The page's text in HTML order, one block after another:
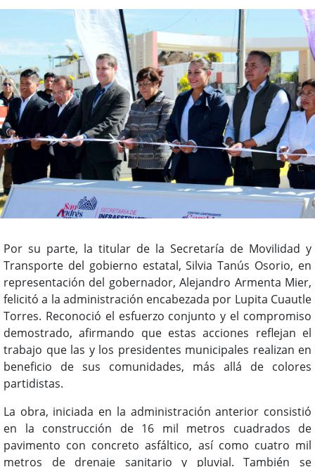
Por su parte, la titular de la Secretaría de Movilidad y
Transporte del gobierno estatal, Silvia Tanús Osorio, en
representación del gobernador, Alejandro Armenta Mier,
felicitó a la administración encabezada por Lupita Cuautle
Torres. Reconoció el esfuerzo conjunto y el compromiso
demostrado, afirmando que estas acciones reflejan el
trabajo que las y los presidentes municipales realizan en
beneficio de sus comunidades, más allá de colores
partidistas.
La obra, iniciada en la administración anterior consistió
en la construcción de 16 mil metros cuadrados de
pavimento con concreto asfáltico, así como cuatro mil
metros de drenaje sanitario y pluvial. También se